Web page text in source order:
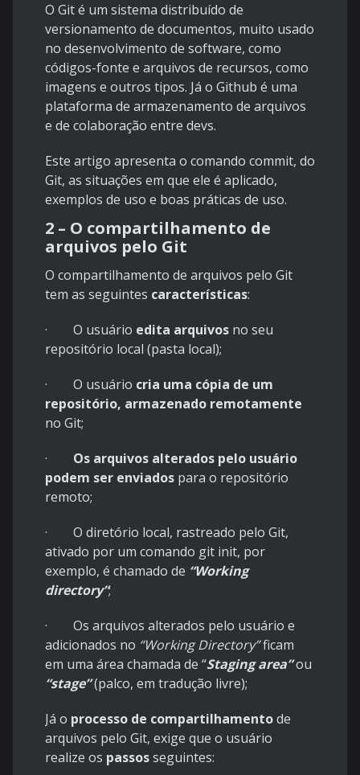
O Git é um sistema distribuído de
versionamento de documentos, muito usado
no desenvolvimento de software, como
códigos-fonte e arquivos de recursos, como
imagens e outros tipos. Já o Github é uma
plataforma de armazenamento de arquivos
e de colaboração entre devs.
Este artigo apresenta o comando commit, do
Git, as situações em que ele é aplicado,
exemplos de uso e boas práticas de uso.
2 – O compartilhamento de
arquivos pelo Git
O compartilhamento de arquivos pelo Git
tem as seguintes características:
· O usuário edita arquivos no seu
repositório local (pasta local);
· O usuário cria uma cópia de um
repositório, armazenado remotamente
no Git;
· Os arquivos alterados pelo usuário
podem ser enviados para o repositório
remoto;
· O diretório local, rastreado pelo Git,
ativado por um comando git init, por
exemplo, é chamado de “Working
directory”;
· Os arquivos alterados pelo usuário e
adicionados no “Working Directory”ficam
em uma área chamada de “Staging area”ou
“stage”(palco, em tradução livre);
Já o processo de compartilhamentode
arquivos pelo Git, exige que o usuário
realize os passosseguintes: